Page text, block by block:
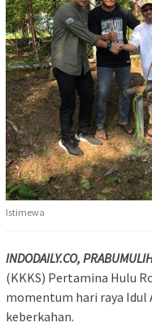
Istimewa
INDODAILY.CO,
(KKKS) Pertamina Hulu
momentum hari raya Idul
keberkahan.